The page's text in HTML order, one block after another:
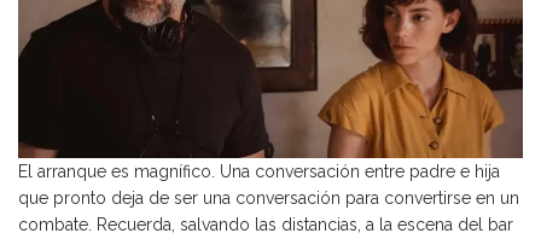
El arranque es magnífico. Una conversación entre padre e hija
que pronto deja de ser una conversación para convertirse en un
combate. Recuerda, salvando las distancias, a la escena del bar